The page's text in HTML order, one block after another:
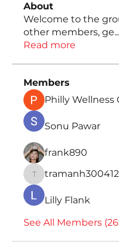
About
Welcome to the
other members, ge...
Read more
Members
Philly Wellness
Sonu Pawar
frank890
tramanh3004123
Lilly Flank
See All Members